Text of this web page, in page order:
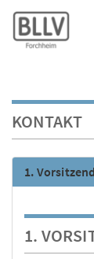
KONTAKT
1.
1.